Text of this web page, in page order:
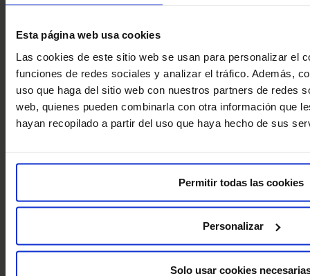
Esta página web usa cookies
Las cookies de este sitio web se usan para personalizar el
funciones de redes sociales y analizar el tráfico. Además,
uso que haga del sitio web con nuestros partners de redes
web, quienes pueden combinarla con otra información que
hayan recopilado a partir del uso que haya hecho de sus
Permitir todas las cookies
Personalizar
Solo usar cookies
Fecha de nacimiento
Decla
consi
trata
proceso y
resolverá tus
dudas.
las pruebas
de
El doctor